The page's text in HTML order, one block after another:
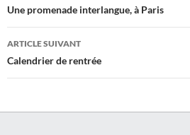
des
articles
Une promenade interlangue, à Paris
ARTICLE SUIVANT
Calendrier de rentrée